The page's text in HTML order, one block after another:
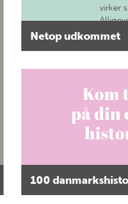
virker
Netop udkommet
100